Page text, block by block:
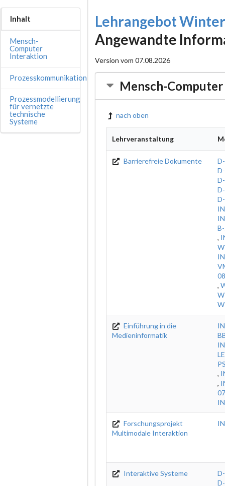
Inhalt
Mensch-
Computer
Interaktion
Prozesskommunikation
Prozessmodellierung
für vernetzte
technische
Systeme
Lehrangebot
Angewandte
Version vom 07.08.2026
Mensch-
nach oben
Lehrveranstaltung
Barrierefreie Dokumente
,
08
,
Einführung in die
Medieninformatik
,
,
07
Forschungsprojekt
Multimodale Interaktion
Interaktive Systeme